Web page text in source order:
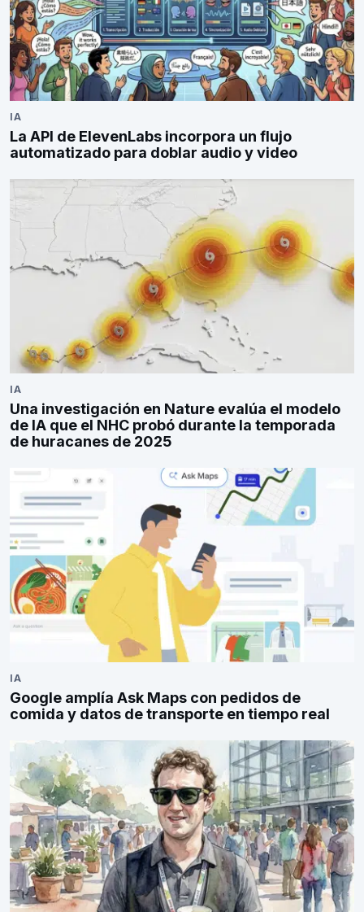
IA
La API de ElevenLabs incorpora un flujo
automatizado para doblar audio y video
IA
Una investigación en Nature evalúa el modelo
de IA que el NHC probó durante la temporada
de huracanes de 2025
IA
Google amplía Ask Maps con pedidos de
comida y datos de transporte en tiempo real